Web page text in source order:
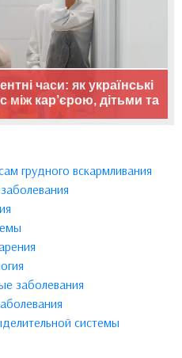
часи: як українські
кар’єрою, дітьми та
грудного вскармливания
заболевания
системы